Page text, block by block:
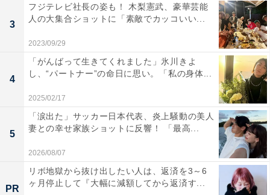
3
フジテレビ社長の姿も！ 木梨憲武、豪華芸能
人の大集合ショットに「素敵でカッコいい...
2023/09/29
4
「がんばって生きてくれました」氷川きよ
し、“パートナー”の命日に思い。「私の身体...
2025/02/17
5
「涙出た」サッカー日本代表、炎上騒動の美人
妻との幸せ家族ショットに反響！ 「最高...
2026/08/07
PR
リボ地獄から抜け出したい人は、返済を3～6
ヶ月停止して『大幅に減額してから返済す...